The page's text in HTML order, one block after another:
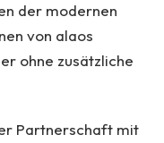
der modernen
von alaos
ohne zusätzliche
Partnerschaft mit